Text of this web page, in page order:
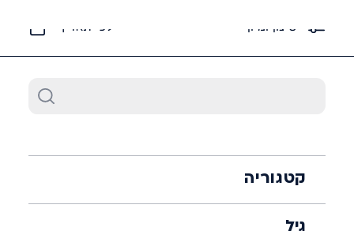
סינון ומיון לפי תאריך
קטגוריה
גיל